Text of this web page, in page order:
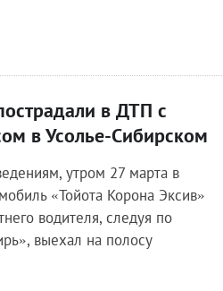
в ДТП с
в Усолье-Сибирском
утром 27 марта в
«Тойота Корона Эксив»
водителя, следуя по
выехал на полосу